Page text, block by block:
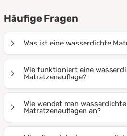
Häufige Fragen
Was ist eine wasserdichte
dafür, dass Flüssigkeiten nicht
gelangen. Sie werden auf oder
um diese vor Verunreinigungen
Wie funktioniert eine
Matratzenauflage?
auf oder sie sorgen dafür, dass
abperlen. Unser Stecklaken
Wie wendet man wasserdichte
Matratzenauflagen an?